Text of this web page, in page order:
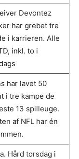
Devontez
har grebet tre
i karrieren. Alle
inkl. to i
har lavet 50
i tre kampe de
13 spilleuge.
af NFL har én
Hård torsdag i